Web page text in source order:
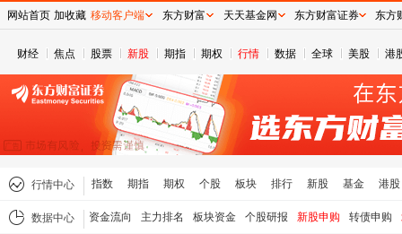
财经 焦点 股票 新股 期指 期权 行情 数据 全球 美股 港
行情中心 指数 期指 期权 个股 板块 排行 新股 基金 港股
数据中心 资金流向 主力排名 板块资金 个股研报 新股申购 转债申购
网站首页 加收藏 移动客户端 东方财富 天天基金网 东方财富证券 东方